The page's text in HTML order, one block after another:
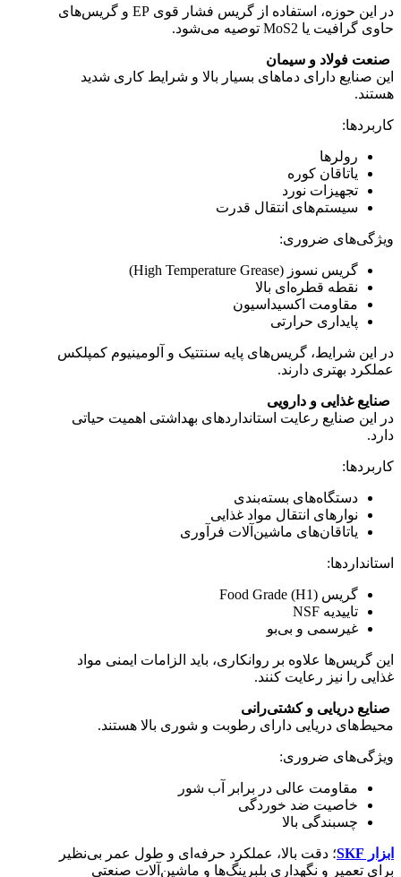
در این حوزه، استفاده از گریس فشار قوی EP و گریس‌های
حاوی گرافیت یا MoS2 توصیه می‌شود.
صنعت فولاد و سیمان
این صنایع دارای دماهای بسیار بالا و شرایط کاری شدید
هستند.
کاربردها:
رولرها
یاتاقان کوره
تجهیزات نورد
سیستم‌های انتقال قدرت
ویژگی‌های ضروری:
گریس نسوز (High Temperature Grease)
نقطه قطره‌ای بالا
مقاومت اکسیداسیون
پایداری حرارتی
در این شرایط، گریس‌های پایه سنتتیک و آلومینیوم کمپلکس
عملکرد بهتری دارند.
صنایع غذایی و دارویی
در این صنایع رعایت استانداردهای بهداشتی اهمیت حیاتی
دارد.
کاربردها:
دستگاه‌های بسته‌بندی
نوارهای انتقال مواد غذایی
یاتاقان‌های ماشین‌آلات فرآوری
استانداردها:
گریس Food Grade (H1)
تاییدیه NSF
غیرسمی و بی‌بو
این گریس‌ها علاوه بر روانکاری، باید الزامات ایمنی مواد
غذایی را نیز رعایت کنند.
صنایع دریایی و کشتی‌رانی
محیط‌های دریایی دارای رطوبت و شوری بالا هستند.
ویژگی‌های ضروری:
مقاومت عالی در برابر آب شور
خاصیت ضد خوردگی
چسبندگی بالا
ابزار SKF
؛ دقت بالا، عملکرد حرفه‌ای و طول عمر بی‌نظیر
برای تعمیر و نگهداری بلبرینگ‌ها و ماشین‌آلات صنعتی